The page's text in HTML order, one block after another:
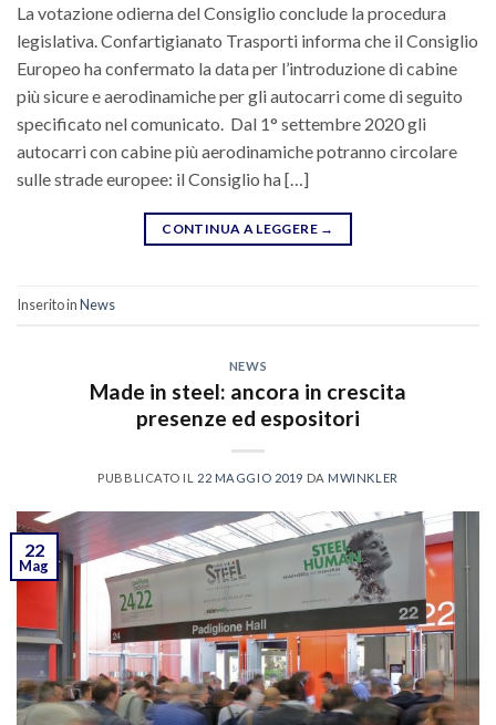
La votazione odierna del Consiglio conclude la procedura
legislativa. Confartigianato Trasporti informa che il Consiglio
Europeo ha confermato la data per l’introduzione di cabine
più sicure e aerodinamiche per gli autocarri come di seguito
specificato nel comunicato. Dal 1° settembre 2020 gli
autocarri con cabine più aerodinamiche potranno circolare
sulle strade europee: il Consiglio ha […]
CONTINUA A LEGGERE →
Inserito inNews
NEWS
Made in steel: ancora in crescita
presenze ed espositori
PUBBLICATO IL 22 MAGGIO 2019 DA MWINKLER
22
Mag